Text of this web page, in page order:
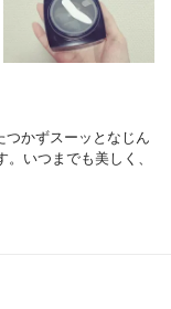
かずスーッとなじん
いつまでも美しく、